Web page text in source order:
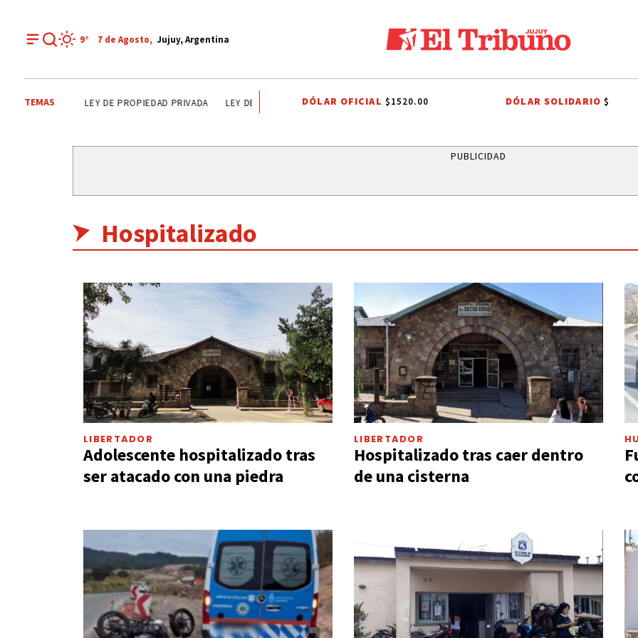
9° 7 de Agosto, Jujuy, Argentina
TEMAS
SALVADOR LEY DE PROPIEDAD PRIVADA LEY DE TIERRAS CANDELA ARIZAGA TALLERES DE OFICIOS FIESTAS PATRONALES
DÓLAR OFICIAL $1520.00 DÓLAR SOLIDARIO$
PUBLICIDAD
Hospitalizado
LIBERTADOR
Adolescente hospitalizado tras
ser atacado con una piedra
LIBERTADOR
Hospitalizado tras caer dentro
de una cisterna